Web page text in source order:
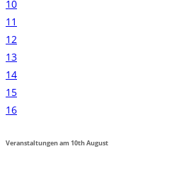
10
11
12
13
14
15
16
Veranstaltungen am10thAugust